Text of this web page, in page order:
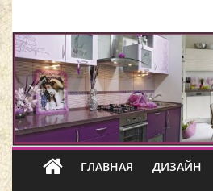
ГЛАВНАЯ ДИЗАЙН